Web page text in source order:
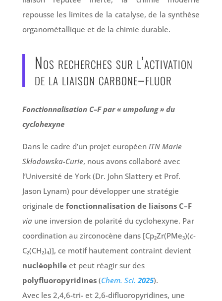
repousse les limites de la catalyse, de la synthèse
organométallique et de la chimie durable.
Nos recherches sur l’activation
de la liaison carbone–fluor
Fonctionnalisation C–F par « umpolung » du
cyclohexyne
Dans le cadre d’un projet européen ITN Marie
Skłodowska-Curie, nous avons collaboré avec
l’Université de York (Dr. John Slattery et Prof.
Jason Lynam) pour développer une stratégie
originale de fonctionnalisation de liaisons C–F
viaune inversion de polarité du cyclohexyne. Par
coordination au zirconocène dans [Cp₂Zr(PMe₃)(c-
C₂(CH₂)₄)], ce motif hautement contraint devient
nucléophileet peut réagir sur des
polyfluoropyridines(Chem. Sci.2025).
Avec les 2,4,6-tri- et 2,6-difluoropyridines, une